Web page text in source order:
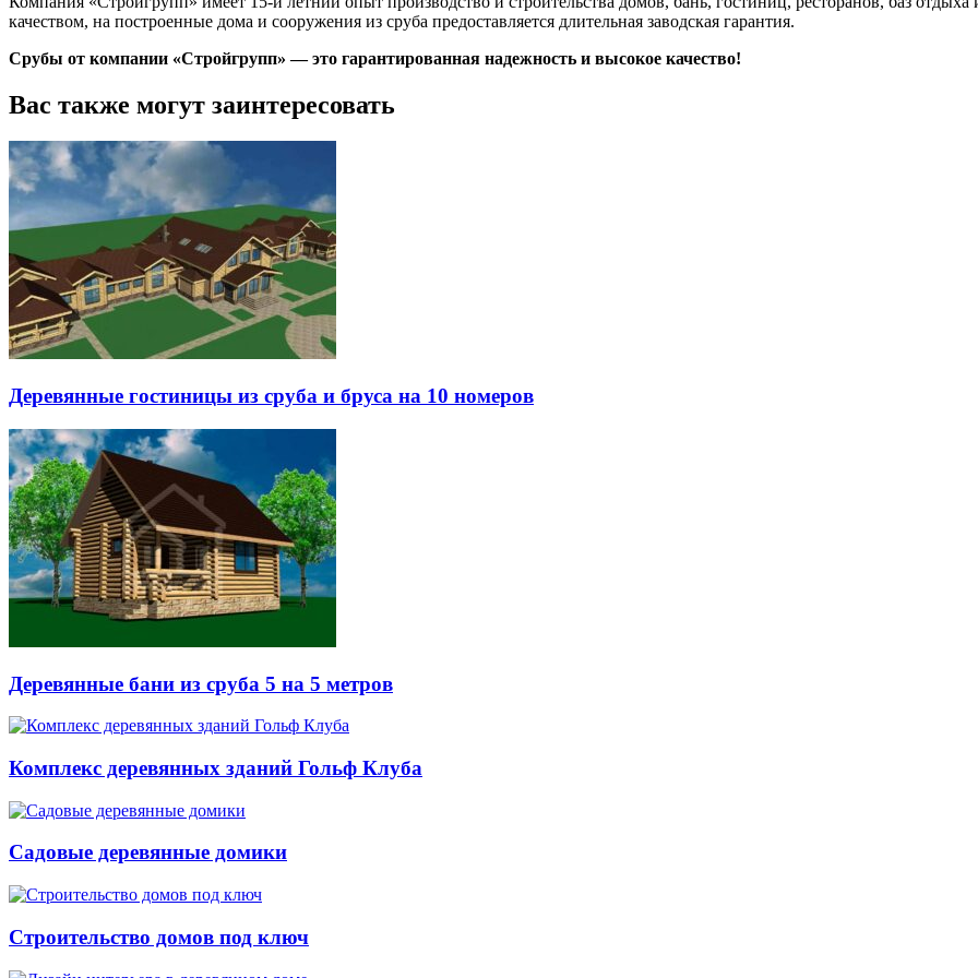
качеством, на построенные дома и сооружения из сруба предоставляется длительная заводская гарантия.
Срубы от компании «Стройгрупп» — это гарантированная надежность и высокое качество!
Вас также могут заинтересовать
Деревянные гостиницы из сруба и бруса на 10 номеров
Деревянные бани из сруба 5 на 5 метров
Комплекс деревянных зданий Гольф Клуба
Садовые деревянные домики
Строительство домов под ключ